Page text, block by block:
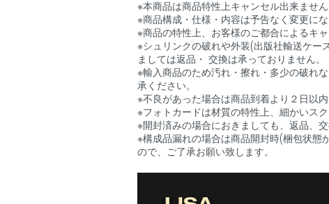
※本商品は商品特性上キャンセル出来ません
※商品構成・仕様・内容は予告なく変更にな
※商品の特性上、お客様のご都合によるキ
※シュリンクの破れや外装(出版社輸送ケー
ましては返品・ 交換は承っておりません。
※輸入商品のため汚れ・擦れ・多少の破れ
承ください。
※不良があった場合は商品到着より２日以
※フォトカードは材質の特性上、細かいス
※開封済みの場合におきましても、返品、交
※構成品漏れの場合は商品開封時(梱包状態
ので、ご了承お願い致します。